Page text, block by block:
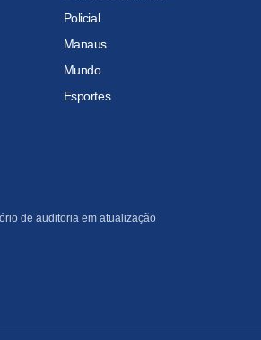
Policial
Manaus
Mundo
Esportes
de auditoria em atualização